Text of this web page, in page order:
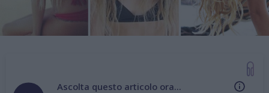
Ascolta questo articolo ora...